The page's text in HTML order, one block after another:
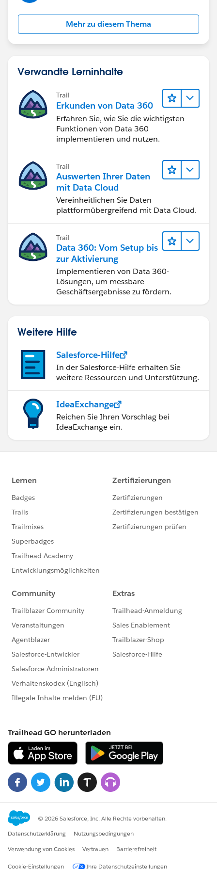
Mehr zu diesem Thema
Verwandte Lerninhalte
Trail
Erkunden von Data 360
Erfahren Sie, wie Sie die wichtigsten
Funktionen von Data 360
implementieren und nutzen.
Trail
Auswerten Ihrer Daten
mit Data Cloud
Vereinheitlichen Sie Daten
plattformübergreifend mit Data Cloud.
Trail
Data 360: Vom Setup bis
zur Aktivierung
Implementieren von Data 360-
Lösungen, um messbare
Geschäftsergebnisse zu fördern.
Weitere Hilfe
Salesforce-Hilfe
In der Salesforce-Hilfe erhalten Sie
weitere Ressourcen und Unterstützung.
IdeaExchange
Reichen Sie Ihren Vorschlag bei
IdeaExchange ein.